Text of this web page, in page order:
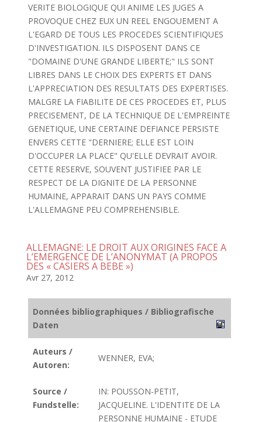
VERITE BIOLOGIQUE QUI ANIME LES JUGES A
PROVOQUE CHEZ EUX UN REEL ENGOUEMENT A
L'EGARD DE TOUS LES PROCEDES SCIENTIFIQUES
D'INVESTIGATION. ILS DISPOSENT DANS CE
"DOMAINE D'UNE GRANDE LIBERTE;" ILS SONT
LIBRES DANS LE CHOIX DES EXPERTS ET DANS
L'APPRECIATION DES RESULTATS DES EXPERTISES.
MALGRE LA FIABILITE DE CES PROCEDES ET, PLUS
PRECISEMENT, DE LA TECHNIQUE DE L'EMPREINTE
GENETIQUE, UNE CERTAINE DEFIANCE PERSISTE
ENVERS CETTE "DERNIERE; ELLE EST LOIN
D'OCCUPER LA PLACE" QU'ELLE DEVRAIT AVOIR.
CETTE RESERVE, SOUVENT JUSTIFIEE PAR LE
RESPECT DE LA DIGNITE DE LA PERSONNE
HUMAINE, APPARAIT DANS UN PAYS COMME
L'ALLEMAGNE PEU COMPREHENSIBLE.
ALLEMAGNE: LE DROIT AUX ORIGINES FACE A
L’EMERGENCE DE L’ANONYMAT (A PROPOS
DES « CASIERS A BEBE »)
Avr 27, 2012
Données bibliographiques / Bibliografische
Daten
Auteurs /
Autoren:
WENNER, EVA;
Source /
Fundstelle:
IN: POUSSON-PETIT,
JACQUELINE. L'IDENTITE DE LA
PERSONNE HUMAINE - ETUDE